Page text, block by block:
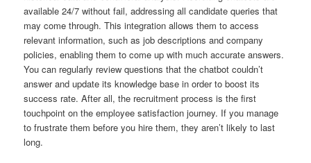
available 24/7 without fail, addressing all candidate queries that
may come through. This integration allows them to access
relevant information, such as job descriptions and company
policies, enabling them to come up with much accurate answers.
You can regularly review questions that the chatbot couldn’t
answer and update its knowledge base in order to boost its
success rate. After all, the recruitment process is the first
touchpoint on the employee satisfaction journey. If you manage
to frustrate them before you hire them, they aren’t likely to last
long.